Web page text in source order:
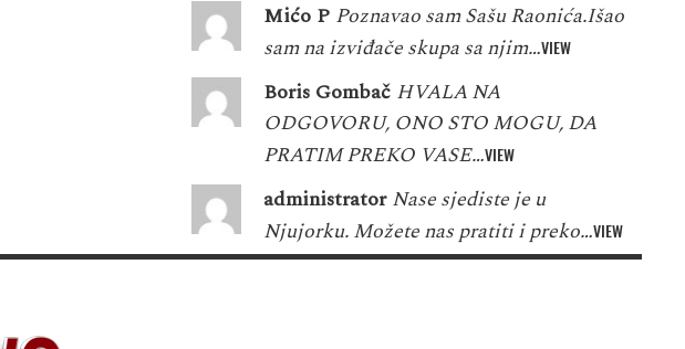
Mićo P Poznavao sam Sašu Raonića.Išao
sam na izviđače skupa sa njim…VIEW
Boris Gombač HVALA NA
ODGOVORU, ONO STO MOGU, DA
PRATIM PREKO VASE…VIEW
administrator Nase sjediste je u
Njujorku. Možete nas pratiti i preko…VIEW